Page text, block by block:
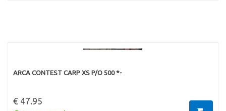
ARCA CONTEST CARP XS P/O 500 *-
€ 47.95